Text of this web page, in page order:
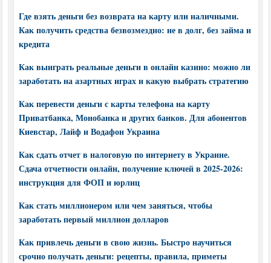
Где взять деньги без возврата на карту или наличными.
Как получить средства безвозмездно: не в долг, без займа и
кредита
Как выиграть реальные деньги в онлайн казино: можно ли
заработать на азартных играх и какую выбрать стратегию
Как перевести деньги с карты телефона на карту
Приватбанка, Монобанка и других банков. Для абонентов
Киевстар, Лайф и Водафон Украина
Как сдать отчет в налоговую по интернету в Украине.
Сдача отчетности онлайн, получение ключей в 2025-2026:
инструкция для ФОП и юрлиц
Как стать миллионером или чем заняться, чтобы
заработать первый миллион долларов
Как привлечь деньги в свою жизнь. Быстро научиться
срочно получать деньги: рецепты, правила, приметы